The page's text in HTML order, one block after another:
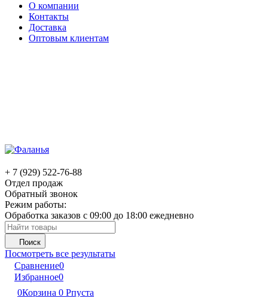
О компании
Контакты
Доставка
Оптовым клиентам
+ 7 (929) 522-76-88
Отдел продаж
Обратный звонок
Режим работы:
Обработка заказов с 09:00 до 18:00 ежедневно
Поиск
Посмотреть все результаты
Сравнение0
Избранное0
0Корзина 0 Рпуста